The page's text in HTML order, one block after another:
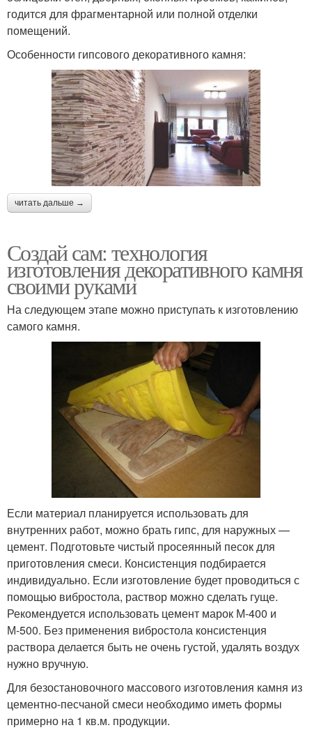
годится для фрагментарной или полной отделки
помещений.
Особенности гипсового декоративного камня:
читать дальше →
Создай сам: технология
изготовления декоративного камня
своими руками
На следующем этапе можно приступать к изготовлению
самого камня.
Если материал планируется использовать для
внутренних работ, можно брать гипс, для наружных —
цемент. Подготовьте чистый просеянный песок для
приготовления смеси. Консистенция подбирается
индивидуально. Если изготовление будет проводиться с
помощью вибростола, раствор можно сделать гуще.
Рекомендуется использовать цемент марок М-400 и
М-500. Без применения вибростола консистенция
раствора делается быть не очень густой, удалять воздух
нужно вручную.
Для безостановочного массового изготовления камня из
цементно-песчаной смеси необходимо иметь формы
примерно на 1 кв.м. продукции.